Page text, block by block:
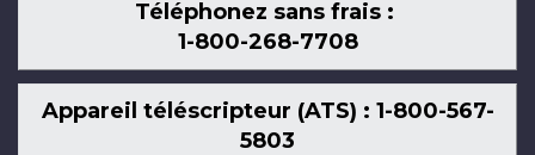
Téléphonez sans frais :
1-800-268-7708
Appareil téléscripteur (ATS) : 1-800-567-
5803